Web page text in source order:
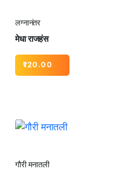
लग्नानंतर
मेधा राजहंस
120.00
गौरी मनातली